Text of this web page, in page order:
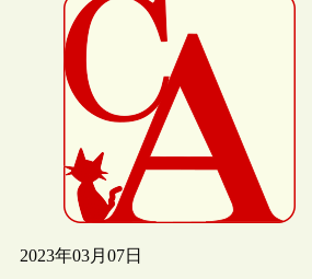
2023年03月07日